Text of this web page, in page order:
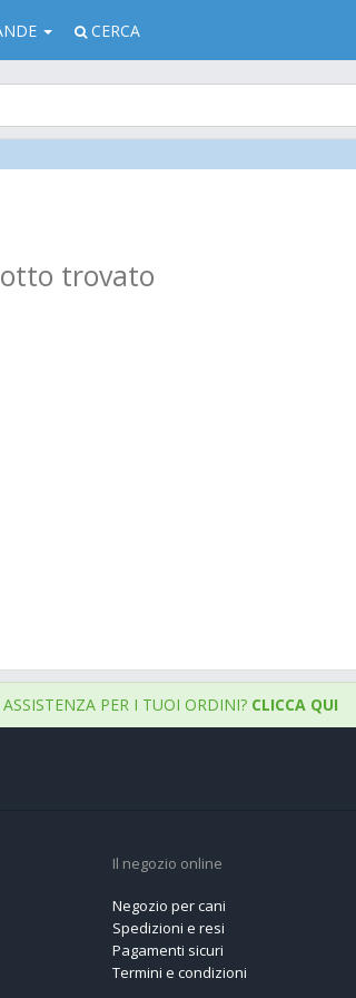
CERCA
trovato
PER I TUOI ORDINI? CLICCA QUI
Il negozio online
Negozio per cani
Spedizioni e resi
Pagamenti sicuri
Termini e condizioni